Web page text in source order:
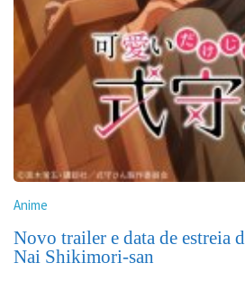
Anime
Novo trailer e data de estreia
Nai Shikimori-san